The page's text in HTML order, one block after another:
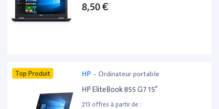
8,50 €
Top Produit HP - Ordinateur portable
HP EliteBook 855 G7 15”
213 offres à partir de :